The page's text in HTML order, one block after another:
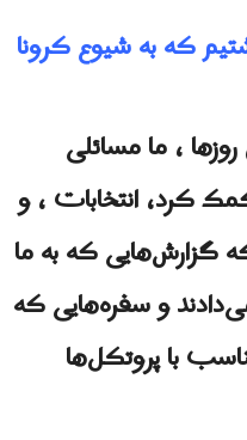
که به شیوع کرونا
، ما مسائلی
کرد، انتخابات ، و
گزارش‌هایی که به ما
و سفره‌هایی که
با پروتکل‌ها